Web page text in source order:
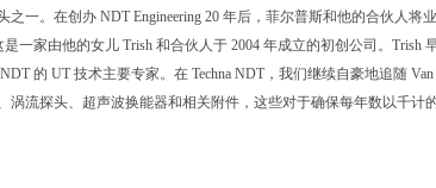
之一。在创办 NDT Engineering 20 年后，菲尔普斯和他的合伙人将
是一家由他的女儿 Trish 和合伙人于 2004 年成立的初创公司。Trish
的 UT 技术主要专家。在 Techna NDT，我们继续自豪地追随
涡流探头、超声波换能器和相关附件，这些对于确保每年数以千计